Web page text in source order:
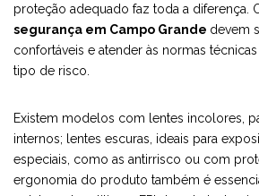
proteção adequado faz toda a diferença.
segurança em Campo Grande devem
confortáveis e atender às normas
tipo de risco.
Existem modelos com lentes incolores,
internos; lentes escuras, ideais para
especiais, como as antirrisco ou com
ergonomia do produto também é